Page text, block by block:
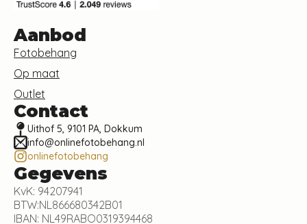
Aanbod
Fotobehang
Op maat
Outlet
Contact
Uithof 5, 9101 PA, Dokkum
info@onlinefotobehang.nl
onlinefotobehang
Gegevens
KvK: 94207941
BTW:NL866680342B01
IBAN: NL49RABO0319394468